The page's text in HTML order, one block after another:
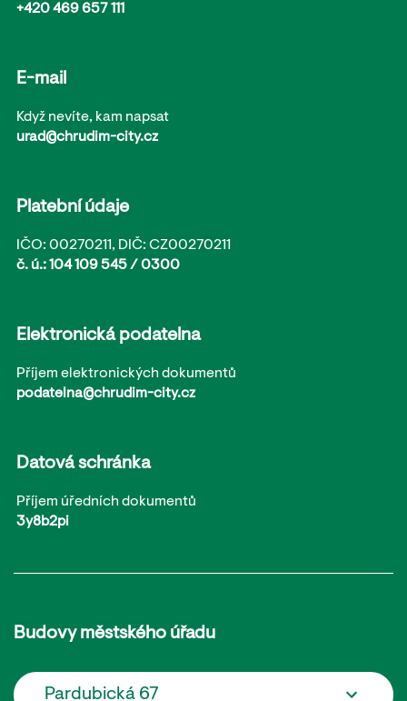
+420 469 657 111
E-mail
Když nevíte, kam napsat
urad@chrudim-city.cz
Platební údaje
IČO: 00270211, DIČ: CZ00270211
č. ú.: 104 109 545 / 0300
Elektronická podatelna
Příjem elektronických dokumentů
podatelna@chrudim-city.cz
Datová schránka
Příjem úředních dokumentů
3y8b2pi
Budovy městského úřadu
Pardubická 67